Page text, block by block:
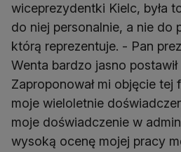
wiceprezydentki Kielc, była
do niej personalnie, a nie do
którą reprezentuje. - Pan
Wenta bardzo jasno
Zaproponował mi objęcie tej
moje wieloletnie
moje doświadczenie w
wysoką ocenę mojej pracy